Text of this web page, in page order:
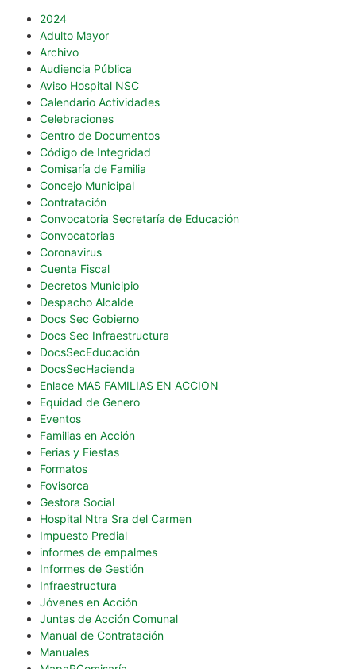
2024
Adulto Mayor
Archivo
Audiencia Pública
Aviso Hospital NSC
Calendario Actividades
Celebraciones
Centro de Documentos
Código de Integridad
Comisaría de Familia
Concejo Municipal
Contratación
Convocatoria Secretaría de Educación
Convocatorias
Coronavirus
Cuenta Fiscal
Decretos Municipio
Despacho Alcalde
Docs Sec Gobierno
Docs Sec Infraestructura
DocsSecEducación
DocsSecHacienda
Enlace MAS FAMILIAS EN ACCION
Equidad de Genero
Eventos
Familias en Acción
Ferias y Fiestas
Formatos
Fovisorca
Gestora Social
Hospital Ntra Sra del Carmen
Impuesto Predial
informes de empalmes
Informes de Gestión
Infraestructura
Jóvenes en Acción
Juntas de Acción Comunal
Manual de Contratación
Manuales